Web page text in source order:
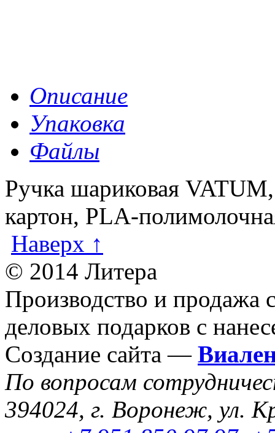
Описание
Упаковка
Файлы
Ручка шариковая
картон, PLA-
Наверх ↑
© 2014 Литера
Производство и продажа
деловых подарков с
Создание сайта —
По вопросам
394024, г. Воронеж, ул.